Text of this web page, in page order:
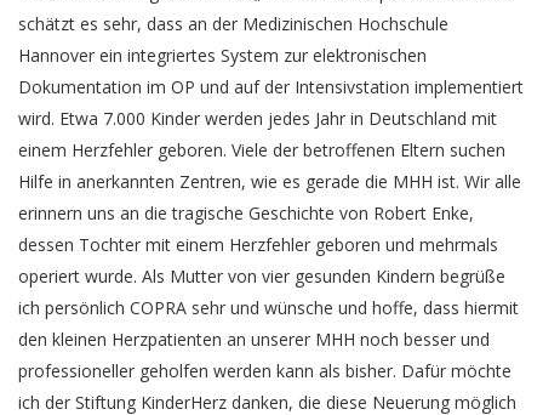
schätzt es sehr, dass an der Medizinischen Hochschule
Hannover ein integriertes System zur elektronischen
Dokumentation im OP und auf der Intensivstation implementiert
wird. Etwa 7.000 Kinder werden jedes Jahr in Deutschland mit
einem Herzfehler geboren. Viele der betroffenen Eltern suchen
Hilfe in anerkannten Zentren, wie es gerade die MHH ist. Wir alle
erinnern uns an die tragische Geschichte von Robert Enke,
dessen Tochter mit einem Herzfehler geboren und mehrmals
operiert wurde. Als Mutter von vier gesunden Kindern begrüße
ich persönlich COPRA sehr und wünsche und hoffe, dass hiermit
den kleinen Herzpatienten an unserer MHH noch besser und
professioneller geholfen werden kann als bisher. Dafür möchte
ich der Stiftung KinderHerz danken, die diese Neuerung möglich